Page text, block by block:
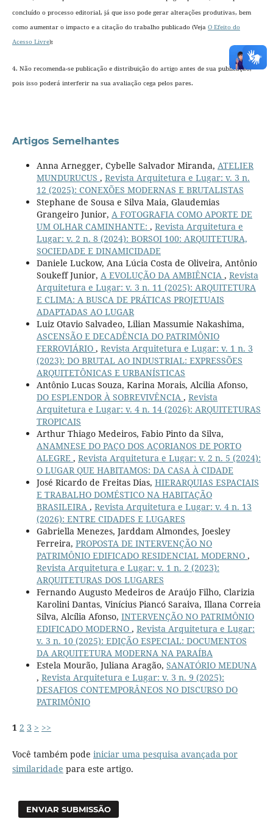
concluído o processo editorial, já que isso pode gerar alterações produtivas, bem
como aumentar o impacto e a citação do trabalho publicado (Veja O Efeito do
Acesso Livre);
4. Não recomenda-se publicação e distribuição do artigo antes de sua publicação,
pois isso poderá interferir na sua avaliação cega pelos pares.
Artigos Semelhantes
Anna Arnegger, Cybelle Salvador Miranda, ATELIER
MUNDURUCUS , Revista Arquitetura e Lugar: v. 3 n.
12 (2025): CONEXÕES MODERNAS E BRUTALISTAS
Stephane de Sousa e Silva Maia, Glaudemias
Grangeiro Junior, A FOTOGRAFIA COMO APORTE DE
UM OLHAR CAMINHANTE: , Revista Arquitetura e
Lugar: v. 2 n. 8 (2024): BORSOI 100: ARQUITETURA,
SOCIEDADE E DINAMICIDADE
Daniele Luckow, Ana Lúcia Costa de Oliveira, Antônio
Soukeff Junior, A EVOLUÇÃO DA AMBIÊNCIA , Revista
Arquitetura e Lugar: v. 3 n. 11 (2025): ARQUITETURA
E CLIMA: A BUSCA DE PRÁTICAS PROJETUAIS
ADAPTADAS AO LUGAR
Luiz Otavio Salvadeo, Lilian Massumie Nakashima,
ASCENSÃO E DECADÊNCIA DO PATRIMÔNIO
FERROVIÁRIO , Revista Arquitetura e Lugar: v. 1 n. 3
(2023): DO BRUTAL AO INDUSTRIAL: EXPRESSÕES
ARQUITETÔNICAS E URBANÍSTICAS
Antônio Lucas Souza, Karina Morais, Alcilia Afonso,
DO ESPLENDOR À SOBREVIVÊNCIA , Revista
Arquitetura e Lugar: v. 4 n. 14 (2026): ARQUITETURAS
TROPICAIS
Arthur Thiago Medeiros, Fabio Pinto da Silva,
ANAMNESE DO PAÇO DOS AÇORIANOS DE PORTO
ALEGRE , Revista Arquitetura e Lugar: v. 2 n. 5 (2024):
O LUGAR QUE HABITAMOS: DA CASA À CIDADE
José Ricardo de Freitas Dias, HIERARQUIAS ESPACIAIS
E TRABALHO DOMÉSTICO NA HABITAÇÃO
BRASILEIRA , Revista Arquitetura e Lugar: v. 4 n. 13
(2026): ENTRE CIDADES E LUGARES
Gabriella Menezes, Jarddam Almondes, Joesley
Ferreira, PROPOSTA DE INTERVENÇÃO NO
PATRIMÔNIO EDIFICADO RESIDENCIAL MODERNO ,
Revista Arquitetura e Lugar: v. 1 n. 2 (2023):
ARQUITETURAS DOS LUGARES
Fernando Augusto Medeiros de Araújo Filho, Clarizia
Karolini Dantas, Vinícius Piancó Saraiva, Illana Correia
Silva, Alcília Afonso, INTERVENÇÃO NO PATRIMÔNIO
EDIFICADO MODERNO , Revista Arquitetura e Lugar:
v. 3 n. 10 (2025): EDIÇÃO ESPECIAL: DOCUMENTOS
DA ARQUITETURA MODERNA NA PARAÍBA
Estela Mourão, Juliana Aragão, SANATÓRIO MEDUNA
, Revista Arquitetura e Lugar: v. 3 n. 9 (2025):
DESAFIOS CONTEMPORÂNEOS NO DISCURSO DO
PATRIMÔNIO
1 2 3 > >>
Você também pode iniciar uma pesquisa avançada por
similaridade para este artigo.
ENVIAR SUBMISSÃO